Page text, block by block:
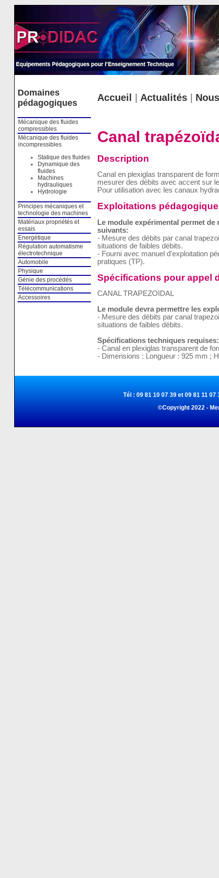
Domaines
pédagogiques
Mécanique des fluides
compressibles
Mécanique des fluides
incompressibles
Statique des fluides
Dynamique des
fluides
Machines
hydrauliques
Hydrologie
Principes mécaniques et
technologie des machines
Matériaux propriétés et
essais
Energétique
Régulation automatisme
électrotechnique
Automobile
Physique
Génie des procédés
Télécommunications
Accessoires
Accueil Actualités|
Canal
Description
Canal en plexiglas transparent de
mesurer des débits avec accent sur
Pour utilisation avec les canaux
Exploitations
Le module expérimental permet
suivants:
- Mesure des débits par canal
situations de faibles débits.
- Fourni avec manuel d'exploitation
pratiques (TP).
Spécifications pour appel
CANAL TRAPEZOIDAL
Le module devra permettre les
- Mesure des débits par canal
situations de faibles débits.
Spécifications techniques requises:
- Canal en plexiglas transparent de
- Dimensions : Longueur : 925 mm ;
Tél : 09 81 10 07 39 et 09 81 11
©Copyright 2022 -
Cookies management panel